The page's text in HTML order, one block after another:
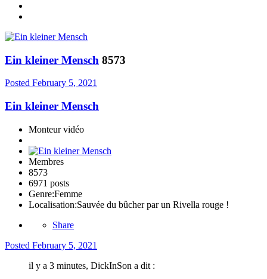
Ein kleiner Mensch 8573
Posted February 5, 2021
Ein kleiner Mensch
Monteur vidéo
Membres
8573
6971 posts
Genre:Femme
Localisation:Sauvée du bûcher par un Rivella rouge !
Share
Posted February 5, 2021
il y a 3 minutes, DickInSon a dit :